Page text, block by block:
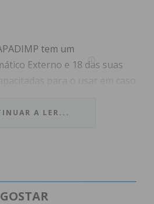
tem um
Externo e 18 das suas
que não tenham que o
Mónica Teixeira, uma
A LER...